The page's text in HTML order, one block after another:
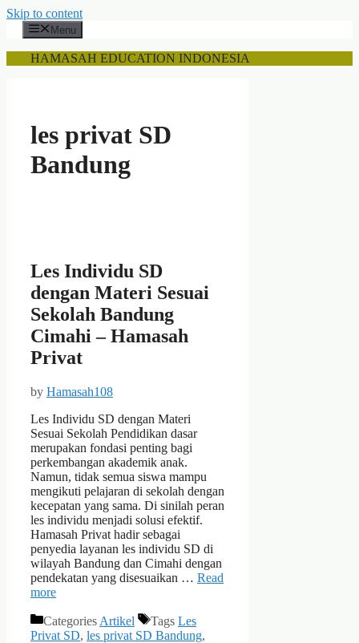
Skip to content
Menu
HAMASAH EDUCATION INDONESIA
les privat SD
Bandung
Les Individu SD
dengan Materi Sesuai
Sekolah Bandung
Cimahi – Hamasah
Privat
by Hamasah108
Les Individu SD dengan Materi
Sesuai Sekolah Pendidikan dasar
merupakan fondasi penting bagi
perkembangan akademik anak.
Namun, tidak semua siswa mampu
mengikuti pelajaran di sekolah dengan
kecepatan yang sama. Di sinilah peran
les individu menjadi solusi efektif.
Hamasah Privat hadir sebagai
penyedia layanan les individu SD di
wilayah Bandung dan Cimahi dengan
pendekatan yang disesuaikan … Read
more
Categories Artikel Tags Les
Privat SD, les privat SD Bandung,